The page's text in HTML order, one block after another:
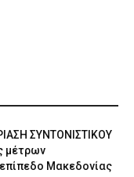
ΣΥΝΤΟΝΙΣΤΙΚΟΥ
μέτρων
Μακεδονίας